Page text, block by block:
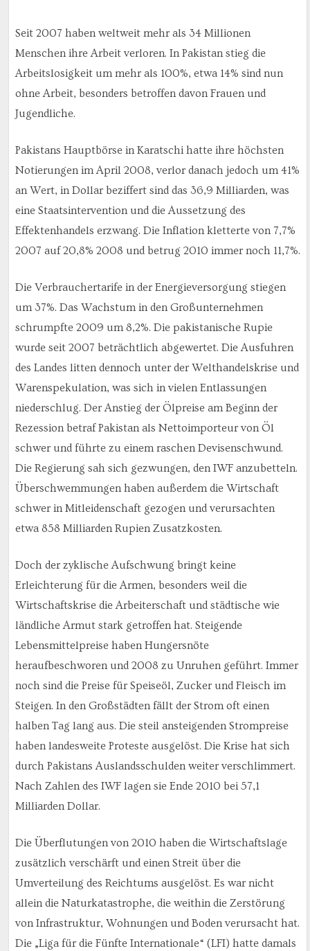
Seit 2007 haben weltweit mehr als 34 Millionen
Menschen ihre Arbeit verloren. In Pakistan stieg die
Arbeitslosigkeit um mehr als 100%, etwa 14% sind nun
ohne Arbeit, besonders betroffen davon Frauen und
Jugendliche.
Pakistans Hauptbörse in Karatschi hatte ihre höchsten
Notierungen im April 2008, verlor danach jedoch um 41%
an Wert, in Dollar beziffert sind das 36,9 Milliarden, was
eine Staatsintervention und die Aussetzung des
Effektenhandels erzwang. Die Inflation kletterte von 7,7%
2007 auf 20,8% 2008 und betrug 2010 immer noch 11,7%.
Die Verbrauchertarife in der Energieversorgung stiegen
um 37%. Das Wachstum in den Großunternehmen
schrumpfte 2009 um 8,2%. Die pakistanische Rupie
wurde seit 2007 beträchtlich abgewertet. Die Ausfuhren
des Landes litten dennoch unter der Welthandelskrise und
Warenspekulation, was sich in vielen Entlassungen
niederschlug. Der Anstieg der Ölpreise am Beginn der
Rezession betraf Pakistan als Nettoimporteur von Öl
schwer und führte zu einem raschen Devisenschwund.
Die Regierung sah sich gezwungen, den IWF anzubetteln.
Überschwemmungen haben außerdem die Wirtschaft
schwer in Mitleidenschaft gezogen und verursachten
etwa 858 Milliarden Rupien Zusatzkosten.
Doch der zyklische Aufschwung bringt keine
Erleichterung für die Armen, besonders weil die
Wirtschaftskrise die Arbeiterschaft und städtische wie
ländliche Armut stark getroffen hat. Steigende
Lebensmittelpreise haben Hungersnöte
heraufbeschworen und 2008 zu Unruhen geführt. Immer
noch sind die Preise für Speiseöl, Zucker und Fleisch im
Steigen. In den Großstädten fällt der Strom oft einen
halben Tag lang aus. Die steil ansteigenden Strompreise
haben landesweite Proteste ausgelöst. Die Krise hat sich
durch Pakistans Auslandsschulden weiter verschlimmert.
Nach Zahlen des IWF lagen sie Ende 2010 bei 57,1
Milliarden Dollar.
Die Überflutungen von 2010 haben die Wirtschaftslage
zusätzlich verschärft und einen Streit über die
Umverteilung des Reichtums ausgelöst. Es war nicht
allein die Naturkatastrophe, die weithin die Zerstörung
von Infrastruktur, Wohnungen und Boden verursacht hat.
Die „Liga für die Fünfte Internationale“ (LFI) hatte damals